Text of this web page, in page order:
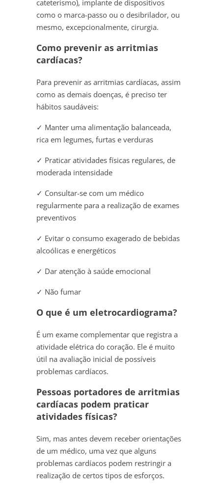
cateterismo), implante de dispositivos
como o marca-passo ou o desibrilador, ou
mesmo, excepcionalmente, cirurgia.
Como prevenir as arritmias
cardíacas?
Para prevenir as arritmias cardíacas, assim
como as demais doenças, é preciso ter
hábitos saudáveis:
✓ Manter uma alimentação balanceada,
rica em legumes, furtas e verduras
✓ Praticar atividades físicas regulares, de
moderada intensidade
✓ Consultar-se com um médico
regularmente para a realização de exames
preventivos
✓ Evitar o consumo exagerado de bebidas
alcoólicas e energéticos
✓ Dar atenção à saúde emocional
✓ Não fumar
O que é um eletrocardiograma?
É um exame complementar que registra a
atividade elétrica do coração. Ele é muito
útil na avaliação inicial de possíveis
problemas cardíacos.
Pessoas portadores de arritmias
cardíacas podem praticar
atividades físicas?
Sim, mas antes devem receber orientações
de um médico, uma vez que alguns
problemas cardíacos podem restringir a
realização de certos tipos de esforços.